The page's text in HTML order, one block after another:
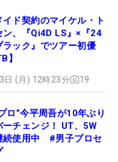
イド契約のマイケル・ト
ン、『Qi4D LS』×『24
ラック』でツアー初優
】
日 (月) 12時23分 19
ロ”今平周吾が10年ぶり
ーチェンジ！ UT、5W
続使用中 #男子プロセ